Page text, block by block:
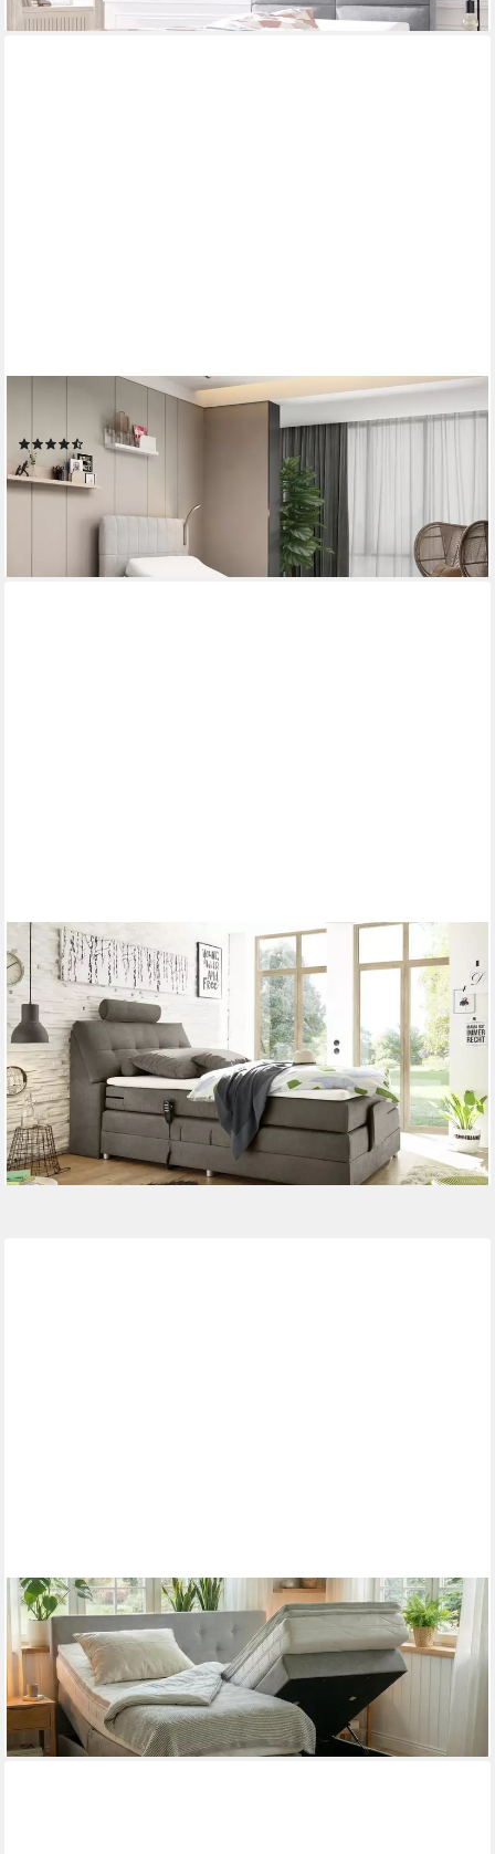
WESTFALIA SCHLAFKOMFORT
Boxbett, mit Motor und LED-Beleuchtung
(23)
ab 1.286,91 € UVP
-22%
lieferbar in 4 Wochen
ED EXCITING DESIGN
Boxspringbett Palermo 120/180x200 Elektrofunktion & 7-
Zonen-TTFK-Matratze + Topper (Komplettbett mit Motor &
Stauraum, inkl. Matratze, Topper, Unterbox), Elektrisches Kopf- &
Fußteil, 7-Zonen-TTFK-Matratze & T25-Topper
ab 1.479,00 € UVP1.779,00 €
-17%
lieferbar in 10 Wochen
PAARA
Boxspringbett Rio mit Bettkasten Kopfteil verstellbar Stauraum,
inkl. Matratze und Topper, mit einzigartigem Belüftungssystem
ab 991,00 €
lieferbar in 5 Wochen